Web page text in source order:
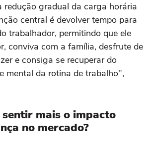
redução gradual da carga horária
central é devolver tempo para
trabalhador, permitindo que ele
conviva com a família, desfrute de
e consiga se recuperar do
mental da rotina de trabalho",
sentir mais o impacto
no mercado?